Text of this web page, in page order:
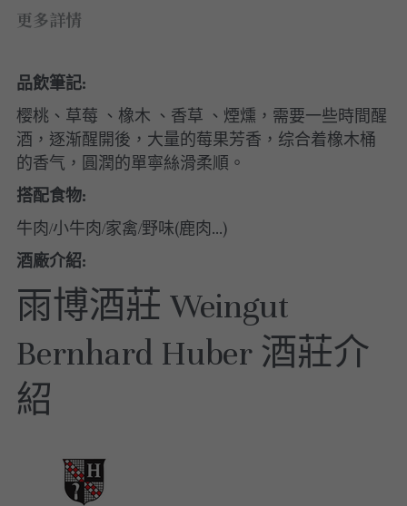
更多詳情
品飲筆記:
樱桃、草莓 、橡木 、香草 、煙燻，需要一些時間醒
酒，逐渐醒開後，大量的莓果芳香，综合着橡木桶
的香气，圓潤的單寧絲滑柔順。
搭配食物:
牛肉/小牛肉/家禽/野味(鹿肉...)
酒廠介紹:
雨博酒莊 Weingut
Bernhard Huber 酒莊介
紹
智利｜收藏級珍藏
美國｜日常選酒
澳洲 ｜日常選酒
阿根廷｜日常選酒
阿根廷｜收藏級珍藏
美國｜進階選酒
美國｜頂級膜拜酒